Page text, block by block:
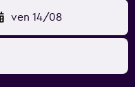
un parco acquatico
palestra. Le attività
disponibili in loco o
a pagamento.
ven 14/08